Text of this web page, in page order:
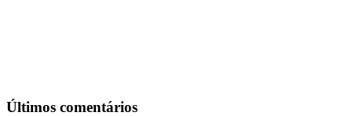
Últimos comentários